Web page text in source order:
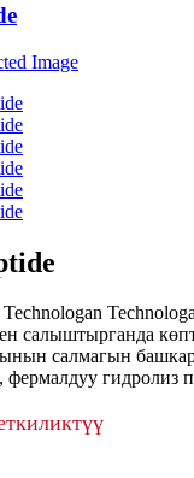
салыштырганда
салмагын
фермалдуу гидролиз